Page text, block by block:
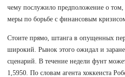
чему послужило предположение о
меры по борьбе с финансовым
Стоите прямо, штанга в опущенных
широкий. Рынок этого ожидал и
сценарий. В течение недели фунт
1,5950. По словам агента хоккеиста